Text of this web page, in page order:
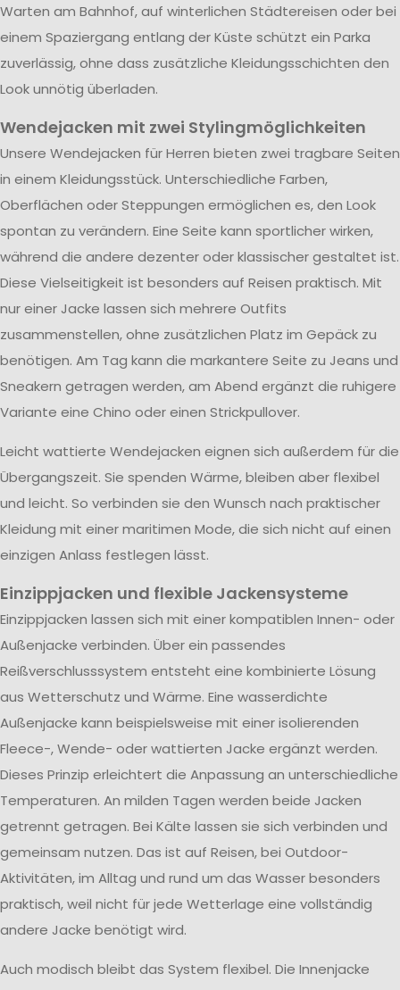
Warten am Bahnhof, auf winterlichen Städtereisen oder bei
einem Spaziergang entlang der Küste schützt ein Parka
zuverlässig, ohne dass zusätzliche Kleidungsschichten den
Look unnötig überladen.
Wendejacken mit zwei Stylingmöglichkeiten
Unsere Wendejacken für Herren bieten zwei tragbare Seiten
in einem Kleidungsstück. Unterschiedliche Farben,
Oberflächen oder Steppungen ermöglichen es, den Look
spontan zu verändern. Eine Seite kann sportlicher wirken,
während die andere dezenter oder klassischer gestaltet ist.
Diese Vielseitigkeit ist besonders auf Reisen praktisch. Mit
nur einer Jacke lassen sich mehrere Outfits
zusammenstellen, ohne zusätzlichen Platz im Gepäck zu
benötigen. Am Tag kann die markantere Seite zu Jeans und
Sneakern getragen werden, am Abend ergänzt die ruhigere
Variante eine Chino oder einen Strickpullover.
Leicht wattierte Wendejacken eignen sich außerdem für die
Übergangszeit. Sie spenden Wärme, bleiben aber flexibel
und leicht. So verbinden sie den Wunsch nach praktischer
Kleidung mit einer maritimen Mode, die sich nicht auf einen
einzigen Anlass festlegen lässt.
Einzippjacken und flexible Jackensysteme
Einzippjacken lassen sich mit einer kompatiblen Innen- oder
Außenjacke verbinden. Über ein passendes
Reißverschlusssystem entsteht eine kombinierte Lösung
aus Wetterschutz und Wärme. Eine wasserdichte
Außenjacke kann beispielsweise mit einer isolierenden
Fleece-, Wende- oder wattierten Jacke ergänzt werden.
Dieses Prinzip erleichtert die Anpassung an unterschiedliche
Temperaturen. An milden Tagen werden beide Jacken
getrennt getragen. Bei Kälte lassen sie sich verbinden und
gemeinsam nutzen. Das ist auf Reisen, bei Outdoor-
Aktivitäten, im Alltag und rund um das Wasser besonders
praktisch, weil nicht für jede Wetterlage eine vollständig
andere Jacke benötigt wird.
Auch modisch bleibt das System flexibel. Die Innenjacke